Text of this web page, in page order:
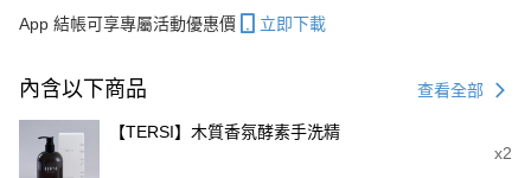
App 結帳可享專屬活動優惠價 立即下載
內含以下商品 查看全部
【TERSI】木質香氛酵素手洗精
x2